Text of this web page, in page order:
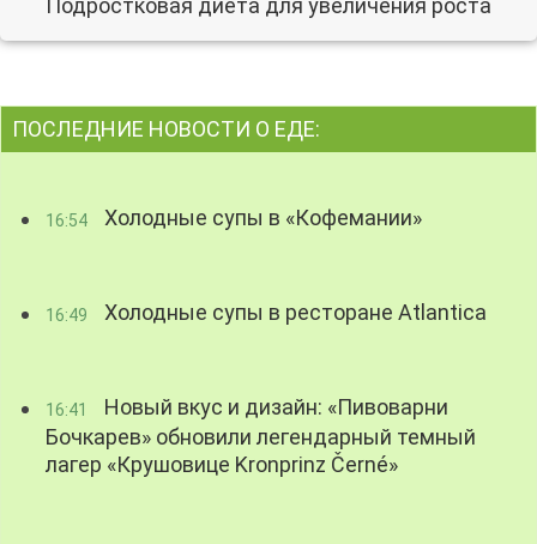
ПОСЛЕДНИЕ НОВОСТИ О ЕДЕ:
16:54 Холодные супы в «Кофемании»
16:49 Холодные супы в ресторане Atlantica
16:41
Новый вкус и дизайн: «Пивоварни
Бочкарев» обновили легендарный темный
лагер «Крушовице Kronprinz Černé»